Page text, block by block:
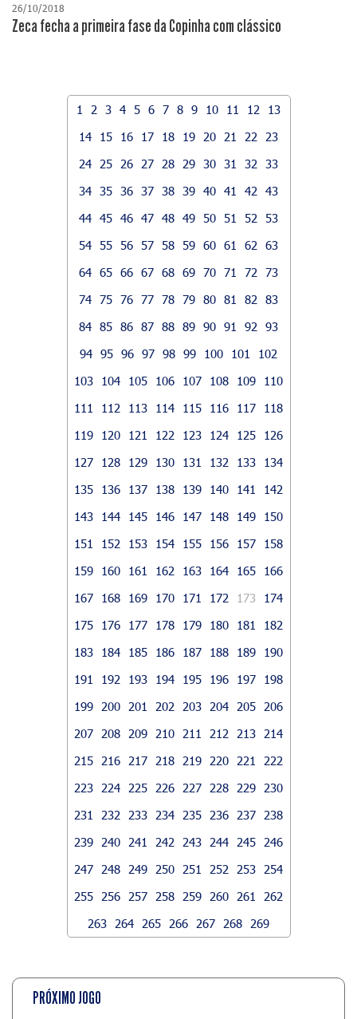
26/10/2018
Zeca fecha a primeira fase da Copinha com clássico
1 2 3 4 5 6 7 8 9 10 11 12
13
14
15 16 17 18 19 20 21 22
23
24
25 26 27 28 29 30 31 32
33
34 35 36 37 38 39 40 41 42
43
44 45 46 47 48 49 50 51 52
53
54 55 56 57 58 59 60 61 62
63
64 65 66 67 68 69 70 71 72
73
74 75 76 77 78 79 80 81 82
83
84 85 86 87 88 89 90 91 92
93
94 95 96 97 98 99 100 101
102
103
104 105 106 107 108 109
110
111
112 113 114 115 116 117
118
119
120 121 122 123 124 125
126
127
128 129 130 131 132 133
134
135
136 137 138 139 140 141
142
143
144 145 146 147 148 149
150
151
152 153 154 155 156 157
158
159
160 161 162 163 164 165
166
167
168 169 170 171 172 173
174
175
176 177 178 179 180 181
182
183
184 185 186 187 188 189
190
191
192 193 194 195 196 197
198
199
200 201 202 203 204 205
206
207
208 209 210 211 212 213
214
215
216 217 218 219 220 221
222
223
224 225 226 227 228 229
230
231
232 233 234 235 236 237
238
239
240 241 242 243 244 245
246
247
248 249 250 251 252 253
254
255
256 257 258 259 260 261
262
263
264 265 266 267 268 269
PRÓXIMO JOGO